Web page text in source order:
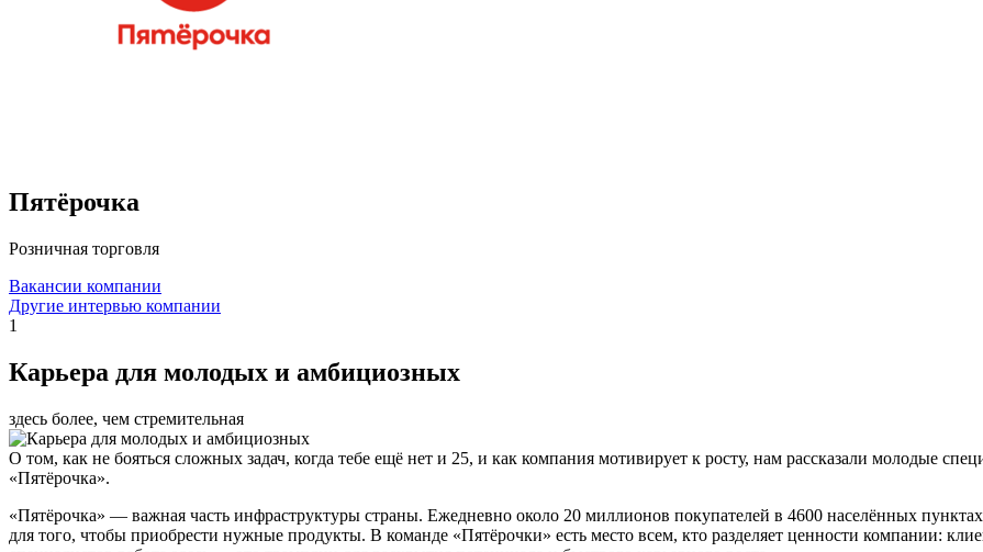
Пятёрочка
Розничная торговля
Вакансии компании
Другие интервью компании
1
Карьера для молодых и амбициозных
здесь более, чем стремительная
О том, как не бояться сложных задач, когда тебе ещё нет и 25, и как компания мотивирует к росту, нам рассказали молодые
«Пятёрочка».
«Пятёрочка» — важная часть инфраструктуры страны. Ежедневно около 20 миллионов покупателей в 4600 населённых
для того, чтобы приобрести нужные продукты. В команде «Пятёрочки» есть место всем, кто разделяет ценности компании: